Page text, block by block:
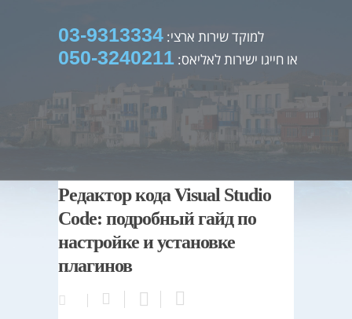
למוקד שירות ארצי: 03-9313334
או חייגו ישירות לאליאס: 050-3240211
Редактор кода Visual Studio
Code: подробный гайд по
настройке и установке
плагинов